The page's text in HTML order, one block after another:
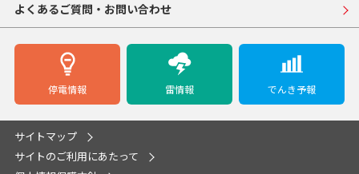
よくあるご質問・お問い合わせ
停電情報 雷情報 でんき予報
サイトマップ
サイトのご利用にあたって